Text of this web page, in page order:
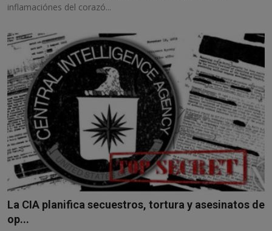
inflamaciónes del corazó...
La CIA planifica secuestros, tortura y asesinatos de
op...